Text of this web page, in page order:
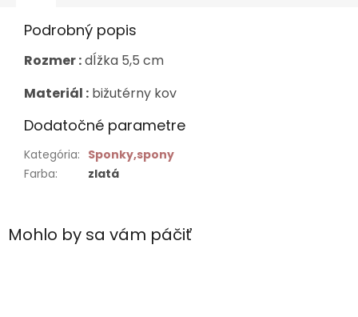
Mohlo by sa vám páčiť
Podrobný popis
Rozmer :dĺžka 5,5 cm
Materiál : bižutérny kov
Dodatočné parametre
Kategória: Sponky,spony
Farba: zlatá